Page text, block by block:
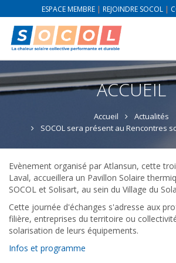
ESPACE MEMBRE| REJOINDRE SOCOL|
ACCUEIL
Accueil
Actualités
SOCOL sera présent au Rencontres
Evènement organisé par Atlansun, cette
Laval, accueillera un Pavillon Solaire
SOCOL et Solisart, au sein du Village du
Cette journée d'échanges s'adresse aux
filière, entreprises du territoire ou
solarisation de leurs équipements.
Infos et programme